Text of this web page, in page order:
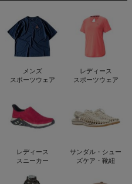
メンズ
スポーツウェア
レディース
スポーツウェア
レディース
スニーカー
サンダル・シュー
ズケア・靴紐